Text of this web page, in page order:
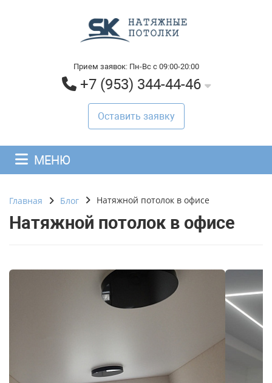
Прием заявок: Пн-Вс с 09:00-20:00
+7 (953) 344-44-46
Оставить заявку
МЕНЮ
Главная Блог Натяжной потолок в офисе
Натяжной потолок в офисе